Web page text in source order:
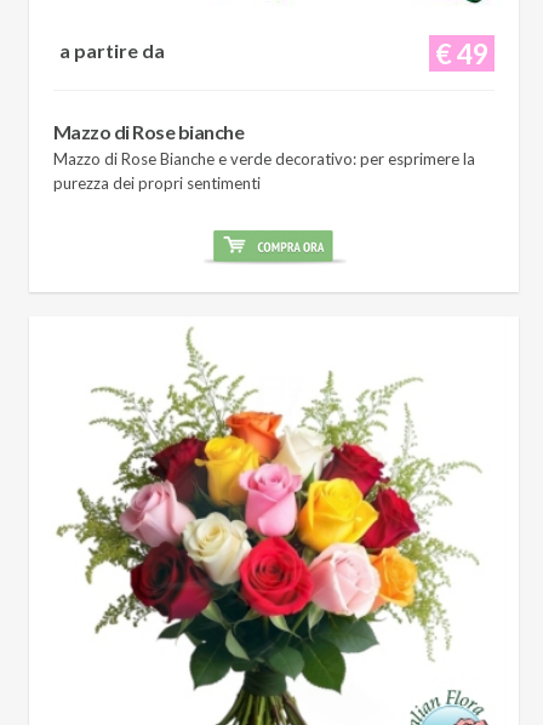
€ 49
a partire da
Mazzo di Rose bianche
Mazzo di Rose Bianche e verde decorativo: per esprimere la
purezza dei propri sentimenti